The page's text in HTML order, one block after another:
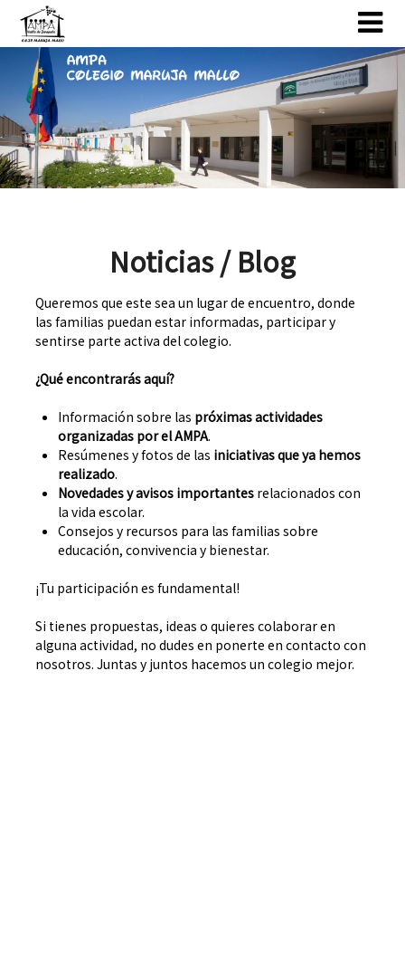
Skip
content
Skip
content
Noticias / Blog
Queremos que este sea un lugar de encuentro, donde
las familias puedan estar informadas, participar y
sentirse parte activa del colegio.
¿Qué encontrarás aquí?
Información sobre las próximas actividades
organizadas por el AMPA.
Resúmenes y fotos de las iniciativas que ya hemos
realizado.
Novedades y avisos importantesrelacionados con
la vida escolar.
Consejos y recursos para las familias sobre
educación, convivencia y bienestar.
¡Tu participación es fundamental!
Si tienes propuestas, ideas o quieres colaborar en
alguna actividad, no dudes en ponerte en contacto con
nosotros. Juntas y juntos hacemos un colegio mejor.